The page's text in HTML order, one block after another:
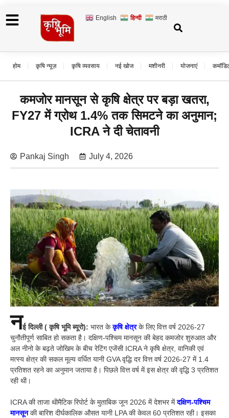
English हिन्दी मराठी
होम कृषि न्यूज़ कृषि व्यवसाय नई खोज मशीनरी योजनाएं
कमजोर मानसून से कृषि क्षेत्र पर बड़ा खतरा,
FY27 में ग्रोथ 1.4% तक सिमटने का अनुमान;
ICRA ने दी चेतावनी
Pankaj Singh July 4, 2026
नई दिल्ली ( कृषि भूमि ब्यूरो): भारत केकृषि क्षेत्रके लिए वित्त वर्ष 2026-27
चुनौतीपूर्ण साबित हो सकता है। दक्षिण-पश्चिम मानसून की बेहद कमजोर शुरुआत और
अल नीनो के बढ़ते जोखिम के बीच रेटिंग एजेंसी ICRA ने कृषि क्षेत्र, वानिकी एवं
मत्स्य क्षेत्र की सकल मूल्य वर्धित यानी GVA वृद्धि दर वित्त वर्ष 2026-27 में 1.4
प्रतिशत रहने का अनुमान जताया है। पिछले वित्त वर्ष में इस क्षेत्र की वृद्धि 3 प्रतिशत
रही थी।
ICRA की ताजा थीमैटिक रिपोर्ट के मुताबिक जून 2026 में देशभर मेंदक्षिण-पश्चिम
मानसूनकी बारिश दीर्घकालिक औसत यानी LPA की केवल 60 प्रतिशत रही। इसका